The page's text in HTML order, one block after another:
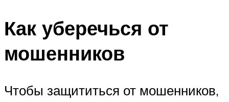
Как уберечься от
мошенников
Чтобы защититься от мошенников,